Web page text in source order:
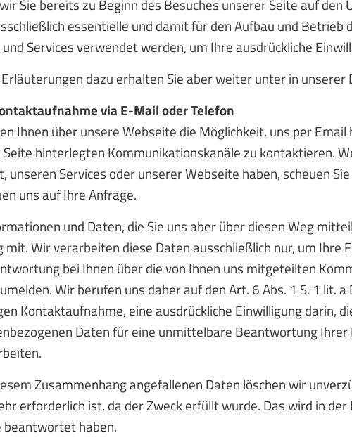
Sie bereits zu Beginn des Besuches unserer Seite auf
essentielle und damit für den Aufbau und Betrieb
und Services verwendet werden, um Ihre ausdrückliche
dazu erhalten Sie aber weiter unter in
via E-Mail oder Telefon
Ihnen über unsere Webseite die Möglichkeit, uns per
hinterlegten Kommunikationskanäle zu kontaktieren.
unseren Services oder unserer Webseite haben, scheuen
uns auf Ihre Anfrage.
und Daten, die Sie uns aber über diesen Weg
mit. Wir verarbeiten diese Daten ausschließlich nur, um Ihre
bei Ihnen über die von Ihnen uns mitgeteilten
Wir berufen uns daher auf den Art. 6 Abs. 1 S. 1 lit. a
Kontaktaufnahme, eine ausdrückliche Einwilligung darin,
Daten für eine unmittelbare Beantwortung
Zusammenhang angefallenen Daten löschen wir
erforderlich ist, da der Zweck erfüllt wurde. Das wird in
beantwortet haben.